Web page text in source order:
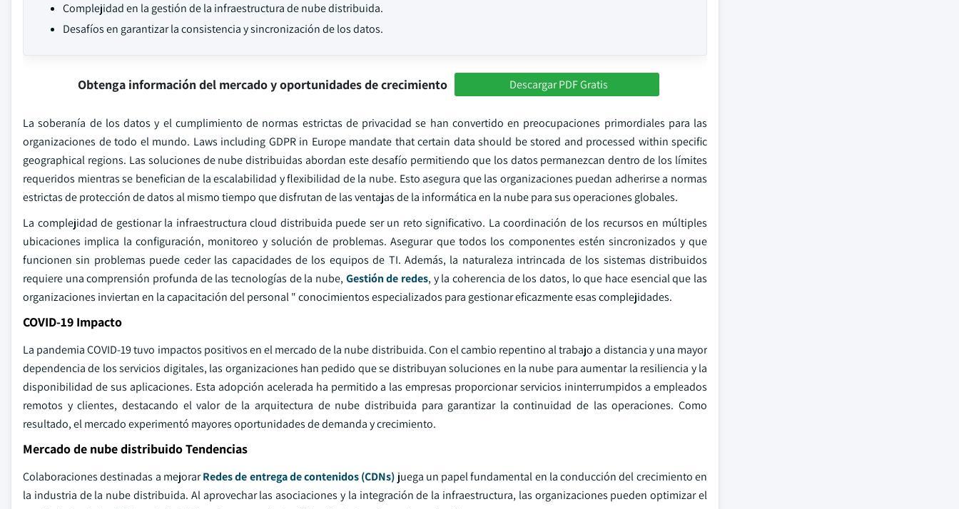
Complejidad en la gestión de la infraestructura de nube distribuida.
Desafíos en garantizar la consistencia y sincronización de los datos.
Obtenga información del mercado y oportunidades de crecimiento Descargar PDF Gratis
La soberanía de los datos y el cumplimiento de normas estrictas de privacidad se han convertido en preocupaciones primordiales para las
organizaciones de todo el mundo. Laws including GDPR in Europe mandate that certain data should be stored and processed within specific
geographical regions. Las soluciones de nube distribuidas abordan este desafío permitiendo que los datos permanezcan dentro de los límites
requeridos mientras se benefician de la escalabilidad y flexibilidad de la nube. Esto asegura que las organizaciones puedan adherirse a normas
estrictas de protección de datos al mismo tiempo que disfrutan de las ventajas de la informática en la nube para sus operaciones globales.
La complejidad de gestionar la infraestructura cloud distribuida puede ser un reto significativo. La coordinación de los recursos en múltiples
ubicaciones implica la configuración, monitoreo y solución de problemas. Asegurar que todos los componentes estén sincronizados y que
funcionen sin problemas puede ceder las capacidades de los equipos de TI. Además, la naturaleza intrincada de los sistemas distribuidos
requiere una comprensión profunda de las tecnologías de la nube, Gestión de redes, y la coherencia de los datos, lo que hace esencial que las
organizaciones inviertan en la capacitación del personal " conocimientos especializados para gestionar eficazmente esas complejidades.
COVID-19 Impacto
La pandemia COVID-19 tuvo impactos positivos en el mercado de la nube distribuida. Con el cambio repentino al trabajo a distancia y una mayor
dependencia de los servicios digitales, las organizaciones han pedido que se distribuyan soluciones en la nube para aumentar la resiliencia y la
disponibilidad de sus aplicaciones. Esta adopción acelerada ha permitido a las empresas proporcionar servicios ininterrumpidos a empleados
remotos y clientes, destacando el valor de la arquitectura de nube distribuida para garantizar la continuidad de las operaciones. Como
resultado, el mercado experimentó mayores oportunidades de demanda y crecimiento.
Mercado de nube distribuido Tendencias
Colaboraciones destinadas a mejorarRedes de entrega de contenidos (CDNs) juega un papel fundamental en la conducción del crecimiento en
la industria de la nube distribuida. Al aprovechar las asociaciones y la integración de la infraestructura, las organizaciones pueden optimizar el